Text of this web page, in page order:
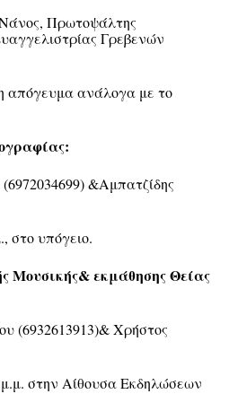
Πρωτοψάλτης
Γρεβενών
απόγευμα ανάλογα με το
&Αμπατζίδης
στο υπόγειο.
Μουσικής& εκμάθησης Θείας
(6932613913)& Χρήστος
στην Αίθουσα Εκδηλώσεων